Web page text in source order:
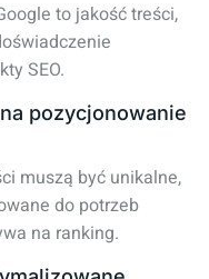
to jakość treści,
SEO.
pozycjonowanie
muszą być unikalne,
do potrzeb
na ranking.